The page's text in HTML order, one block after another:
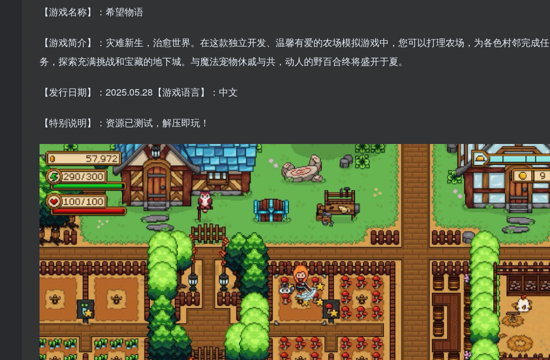
【游戏名称】：希望物语
【游戏简介】：灾难新生，治愈世界。在这款独立开发、温馨有爱的农场模拟游戏中，您可以打理农场，为各色村邻完成任
务，探索充满挑战和宝藏的地下城。与魔法宠物休戚与共，动人的野百合终将盛开于夏。
【发行日期】：2025.05.28【游戏语言】：中文
【特别说明】：资源已测试，解压即玩！